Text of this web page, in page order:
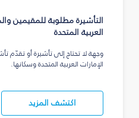
التأشيرة مطلوبة للمقيمين
العربية المتحدة
وجهة لا تحتاج إلى تأشيرة أو تقدّم
الإمارات العربية المتحدة وسكانها.
اكتشف المزيد